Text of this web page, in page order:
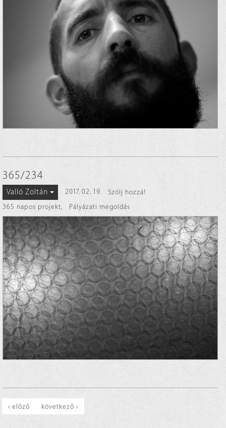
365/234
Valló Zoltán 2017. 02. 19.
Szólj hozzá!
365 napos projekt, Pályázati megoldás
‹ előző következő ›